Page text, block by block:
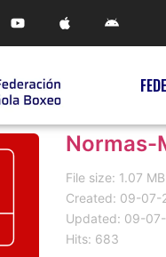
Normas-
File size: 1.07 MB
Created: 09-07-
Updated: 09-
Hits: 683